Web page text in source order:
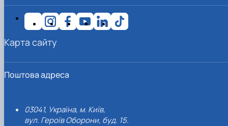
Поштова адреса
03041, Україна, м. Київ,
вул. Героїв Оборони, буд. 15.
Карта сайту